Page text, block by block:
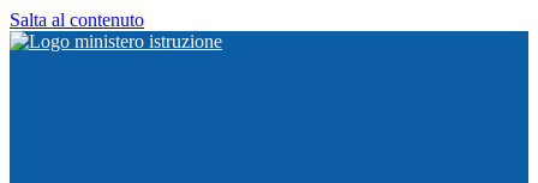
Salta al contenuto